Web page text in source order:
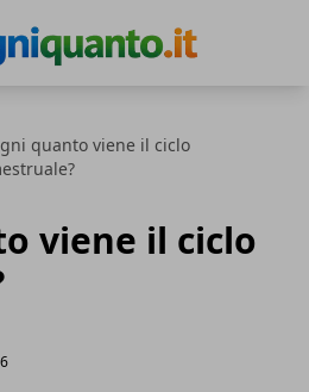
quanto viene il ciclo
viene il ciclo